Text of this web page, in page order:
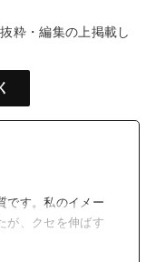
粋・編集の上掲載し
です。私のイメー
が、クセを伸ばす